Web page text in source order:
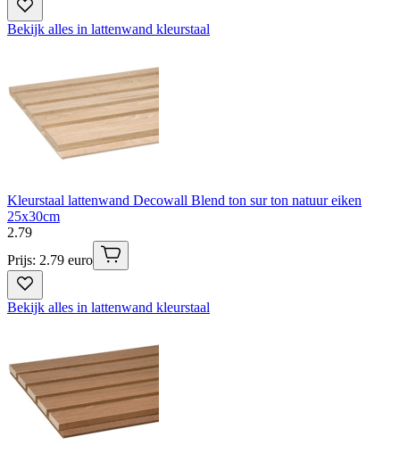
Bekijk alles in lattenwand kleurstaal
Kleurstaal lattenwand Decowall Blend ton sur ton natuur eiken
25x30cm
2.79
Prijs: 2.79 euro
Bekijk alles in lattenwand kleurstaal